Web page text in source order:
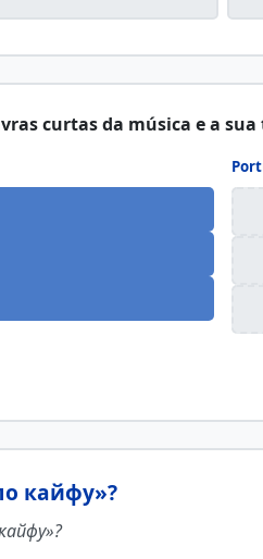
curtas da música e a
кайфу»?